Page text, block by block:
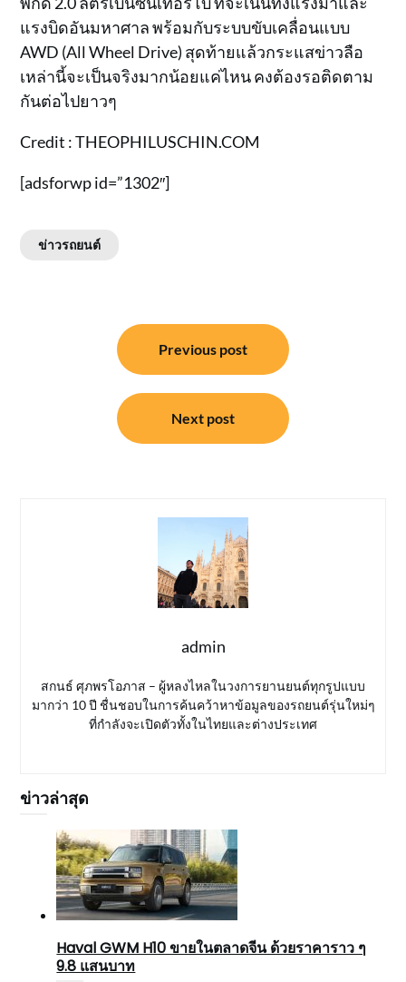
แรงบิดอันมหาศาล พร้อมกับระบบขับเคลื่อนแบบ
AWD (All Wheel Drive) สุดท้ายแล้วกระแสข่าวลือ
เหล่านี้จะเป็นจริงมากน้อยแค่ไหน คงต้องรอติดตาม
กันต่อไปยาวๆ
Credit : THEOPHILUSCHIN.COM
[adsforwp id=”1302″]
ข่าวรถยนต์
Previous post
Next post
admin
สกนธ์ ศุภพรโอภาส – ผู้หลงไหลในวงการยานยนต์ทุกรูปแบบ
มากว่า 10 ปี ชื่นชอบในการค้นคว้าหาข้อมูลของรถยนต์รุ่นใหม่ๆ
ที่กำลังจะเปิดตัวทั้งในไทยและต่างประเทศ
ข่าวล่าสุด
Haval GWM H10 ขายในตลาดจีน ด้วยราคาราว ๆ
9.8 แสนบาท